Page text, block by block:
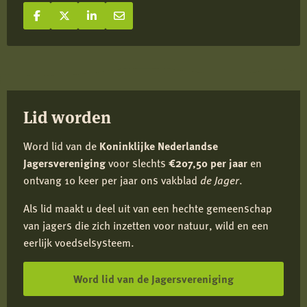
Deel op Facebook
Deel
op
Deel op X
Deel
op
Deel op LinkedIn
Deel
op
Deel via e-mail
Deel
via
Lid worden
Word lid van de Koninklijke Nederlandse
Jagersverenigingvoor slechts €207,50 per jaar en
ontvang 10 keer per jaar ons vakblad de Jager.
Als lid maakt u deel uit van een hechte gemeenschap
van jagers die zich inzetten voor natuur, wild en een
eerlijk voedselsysteem.
Word lid van de Jagersvereniging